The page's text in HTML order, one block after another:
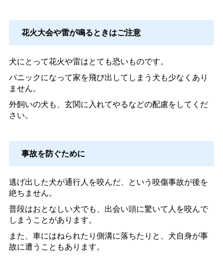
花火大会や雷が鳴るときはご注意
犬にとって花火や雷はとても恐いものです。
パニックになって家を飛び出してしまう犬も少なくあり
ません。
外飼いの犬も、玄関に入れてやるなどの配慮をしてくだ
さい。
事故を防ぐために
逃げ出した犬が通行人を咬んだ、という咬傷事故が後を
絶ちません。
普段はおとなしい犬でも、出会い頭に驚いて人を咬んで
しまうことがあります。
また、車にはねられたり側溝に落ちたりと、犬自身が事
故に遭うこともあります。